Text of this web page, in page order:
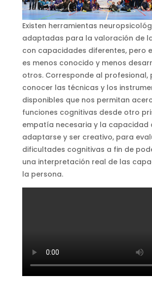
Existen herramientas
adaptadas para la valoración de
con capacidades diferentes, pero
es menos conocido y menos
otros. Corresponde al profesional,
conocer las técnicas y los
disponibles que nos permitan
funciones cognitivas desde otro
empatía necesaria y la capacidad
adaptarse y ser creativo, para
dificultades cognitivas a fin de
una interpretación real de las
la persona.